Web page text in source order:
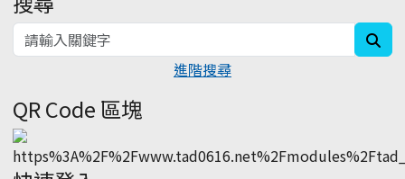
進階搜尋
QR Code 區塊